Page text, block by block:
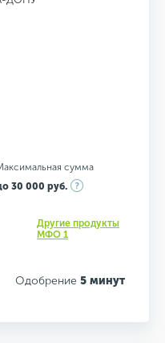
сумма
30 000 руб.
Другие продукты
МФО 1
Одобрение 5 минут